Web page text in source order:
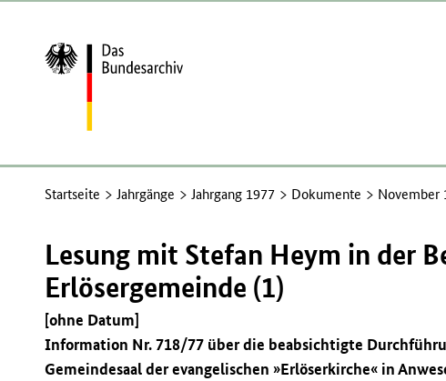
Zur
Startseite
Startseite Jahrgänge Jahrgang 1977 Dokumente November
Lesung mit Stefan Heym in der
Erlösergemeinde (1)
[ohne Datum]
Information Nr. 718/77 über die beabsichtigte
Gemeindesaal der evangelischen »Erlöserkirche« in